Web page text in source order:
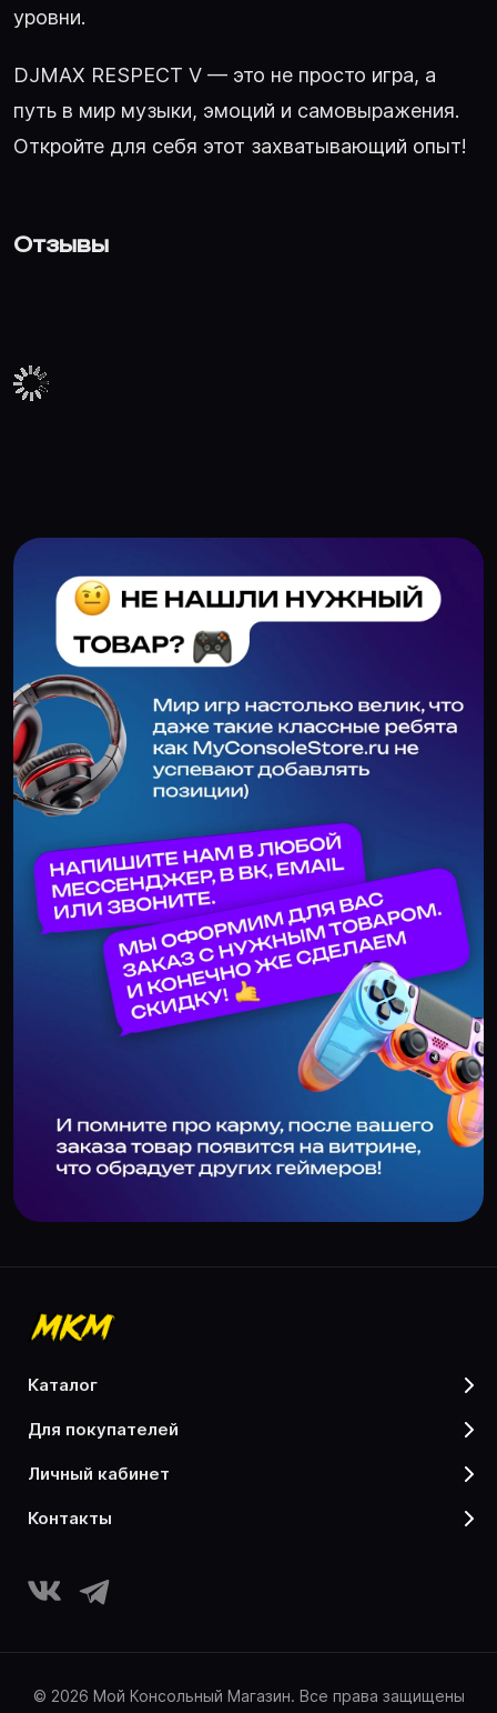
уровни.
DJMAX RESPECT V — это не просто игра, а
путь в мир музыки, эмоций и самовыражения.
Откройте для себя этот захватывающий опыт!
Отзывы
каталог
для покупателей
личный кабинет
контакты
© 2026 Мой Консольный Магазин. Все права защищены